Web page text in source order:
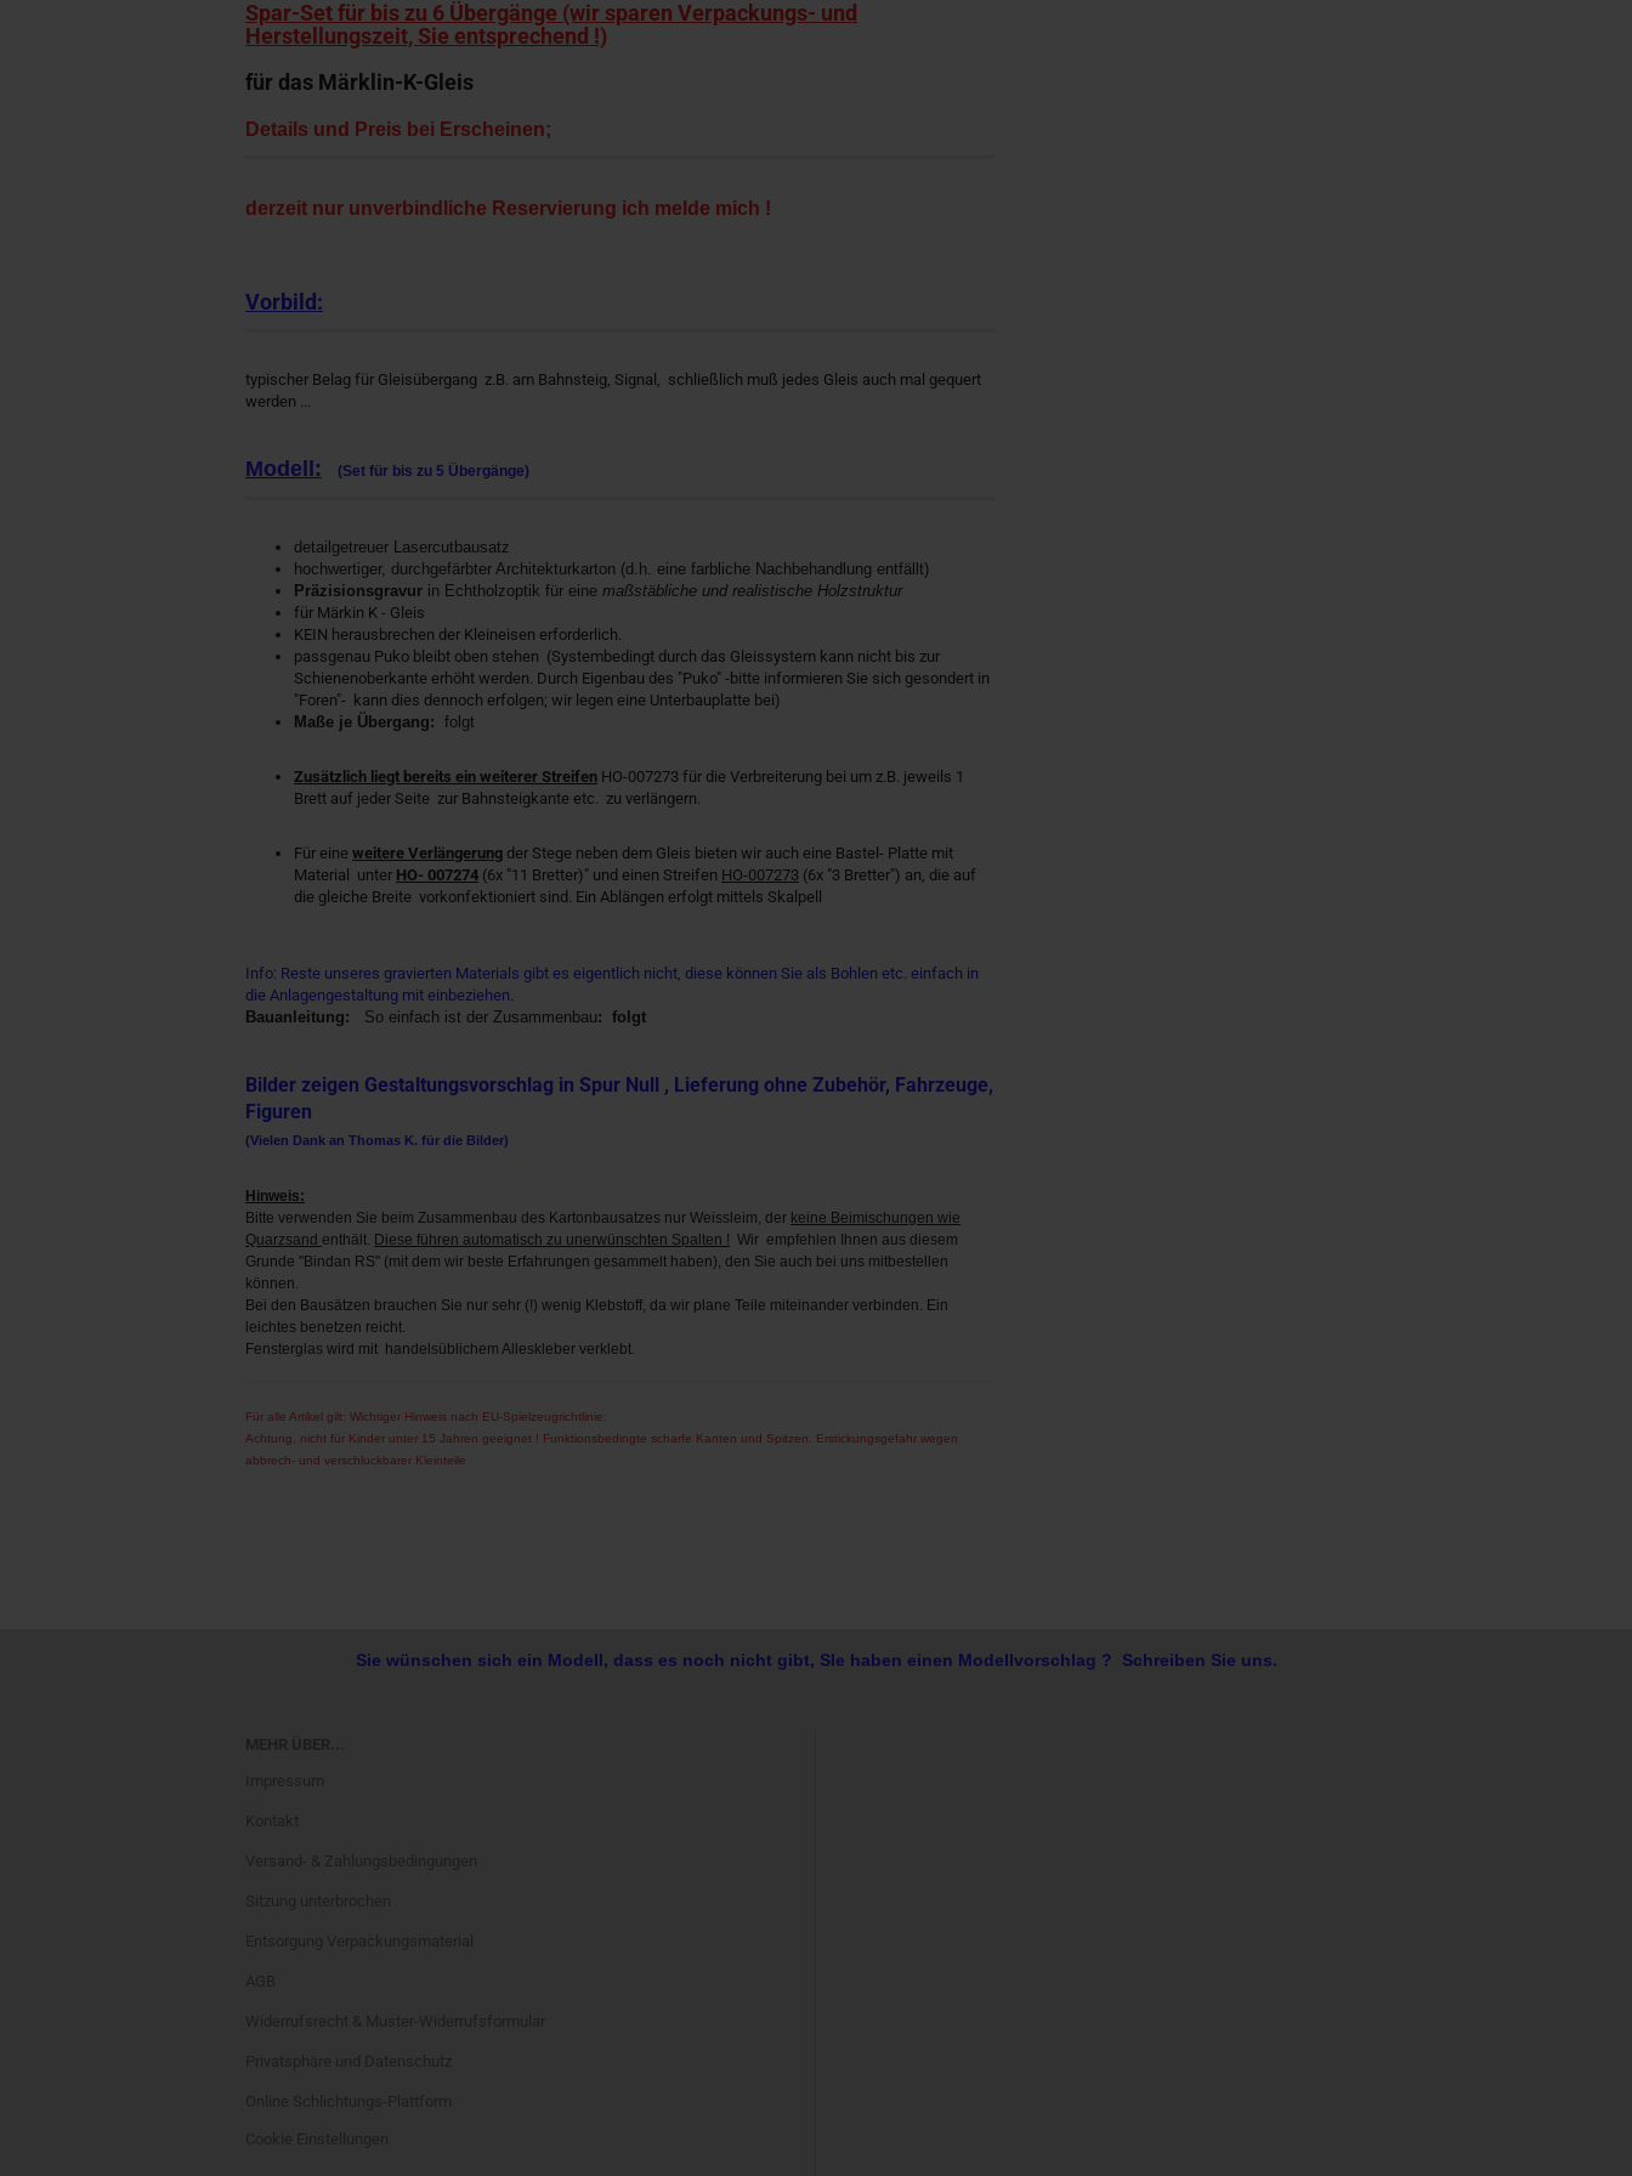
Spar-Set für bis zu 6 Übergänge (wir sparen Verpackungs- und
Herstellungszeit, Sie entsprechend !)
für das Märklin-K-Gleis
Details und Preis bei Erscheinen;
derzeit nur unverbindliche Reservierung ich melde mich !
Vorbild:
typischer Belag für Gleisübergang z.B. am Bahnsteig, Signal, schließlich muß jedes Gleis auch mal gequert
werden ...
Modell: (Set für bis zu 5 Übergänge)
detailgetreuer Lasercutbausatz
hochwertiger, durchgefärbter Architekturkarton (d.h. eine farbliche Nachbehandlung entfällt)
Präzisionsgravur in Echtholzoptik für eine maßstäbliche und realistische Holzstruktur
für Märkin K - Gleis
KEIN herausbrechen der Kleineisen erforderlich.
passgenau Puko bleibt oben stehen (Systembedingt durch das Gleissystem kann nicht bis zur
Schienenoberkante erhöht werden. Durch Eigenbau des "Puko" -bitte informieren Sie sich gesondert in
"Foren"- kann dies dennoch erfolgen; wir legen eine Unterbauplatte bei)
Maße je Übergang: folgt
Zusätzlich liegt bereits ein weiterer Streifen HO-007273 für die Verbreiterung bei um z.B. jeweils 1
Brett auf jeder Seite zur Bahnsteigkante etc. zu verlängern.
​​Für eine weitere Verlängerung der Stege neben dem Gleis bieten wir auch eine Bastel- Platte mit
Material unter HO- 007274 (6x "11 Bretter)" und einen Streifen HO-007273 (6x "3 Bretter") an, die auf
die gleiche Breite vorkonfektioniert sind. Ein Ablängen erfolgt mittels Skalpell
Info: Reste unseres gravierten Materials gibt es eigentlich nicht, diese können Sie als Bohlen etc. einfach in
die Anlagengestaltung mit einbeziehen.
Bauanleitung: So einfach ist der Zusammenbau: folgt
Bilder zeigen Gestaltungsvorschlag in Spur Null , Lieferung ohne Zubehör, Fahrzeuge,
Figuren
(Vielen Dank an Thomas K. für die Bilder)
Hinweis:
Bitte verwenden Sie beim Zusammenbau des Kartonbausatzes nur Weissleim, der keine Beimischungen wie
Quarzsand enthält. Diese führen automatisch zu unerwünschten Spalten ! Wir empfehlen Ihnen aus diesem
Grunde "Bindan RS" (mit dem wir beste Erfahrungen gesammelt haben), den Sie auch bei uns mitbestellen
können.
Bei den Bausätzen brauchen Sie nur sehr (!) wenig Klebstoff, da wir plane Teile miteinander verbinden. Ein
leichtes benetzen reicht.
Fensterglas wird mit handelsüblichem Alleskleber verklebt.
Für alle Artikel gilt: Wichtiger Hinweis nach EU-Spielzeugrichtlinie:
Achtung, nicht für Kinder unter 15 Jahren geeignet ! Funktionsbedingte scharfe Kanten und Spitzen. Erstickungsgefahr wegen
abbrech- und verschluckbarer Kleinteile
Sie wünschen sich ein Modell, dass es noch nicht gibt, SIe haben einen Modellvorschlag ? Schreiben Sie uns.